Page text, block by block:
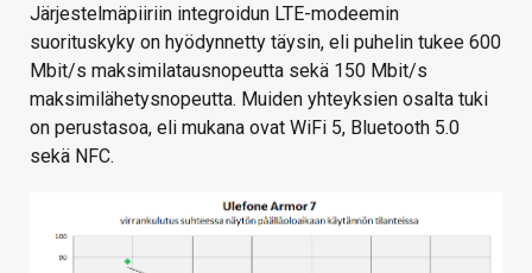
Järjestelmäpiiriin integroidun LTE-modeemin
suorituskyky on hyödynnetty täysin, eli puhelin tukee 600
Mbit/s maksimilatausnopeutta sekä 150 Mbit/s
maksimilähetysnopeutta. Muiden yhteyksien osalta tuki
on perustasoa, eli mukana ovat WiFi 5, Bluetooth 5.0
sekä NFC.